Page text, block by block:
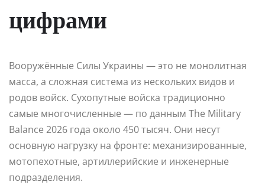
цифрами
Вооружённые Силы Украины — это не монолитная
масса, а сложная система из нескольких видов и
родов войск. Сухопутные войска традиционно
самые многочисленные — по данным The Military
Balance 2026 года около 450 тысяч. Они несут
основную нагрузку на фронте: механизированные,
мотопехотные, артиллерийские и инженерные
подразделения.